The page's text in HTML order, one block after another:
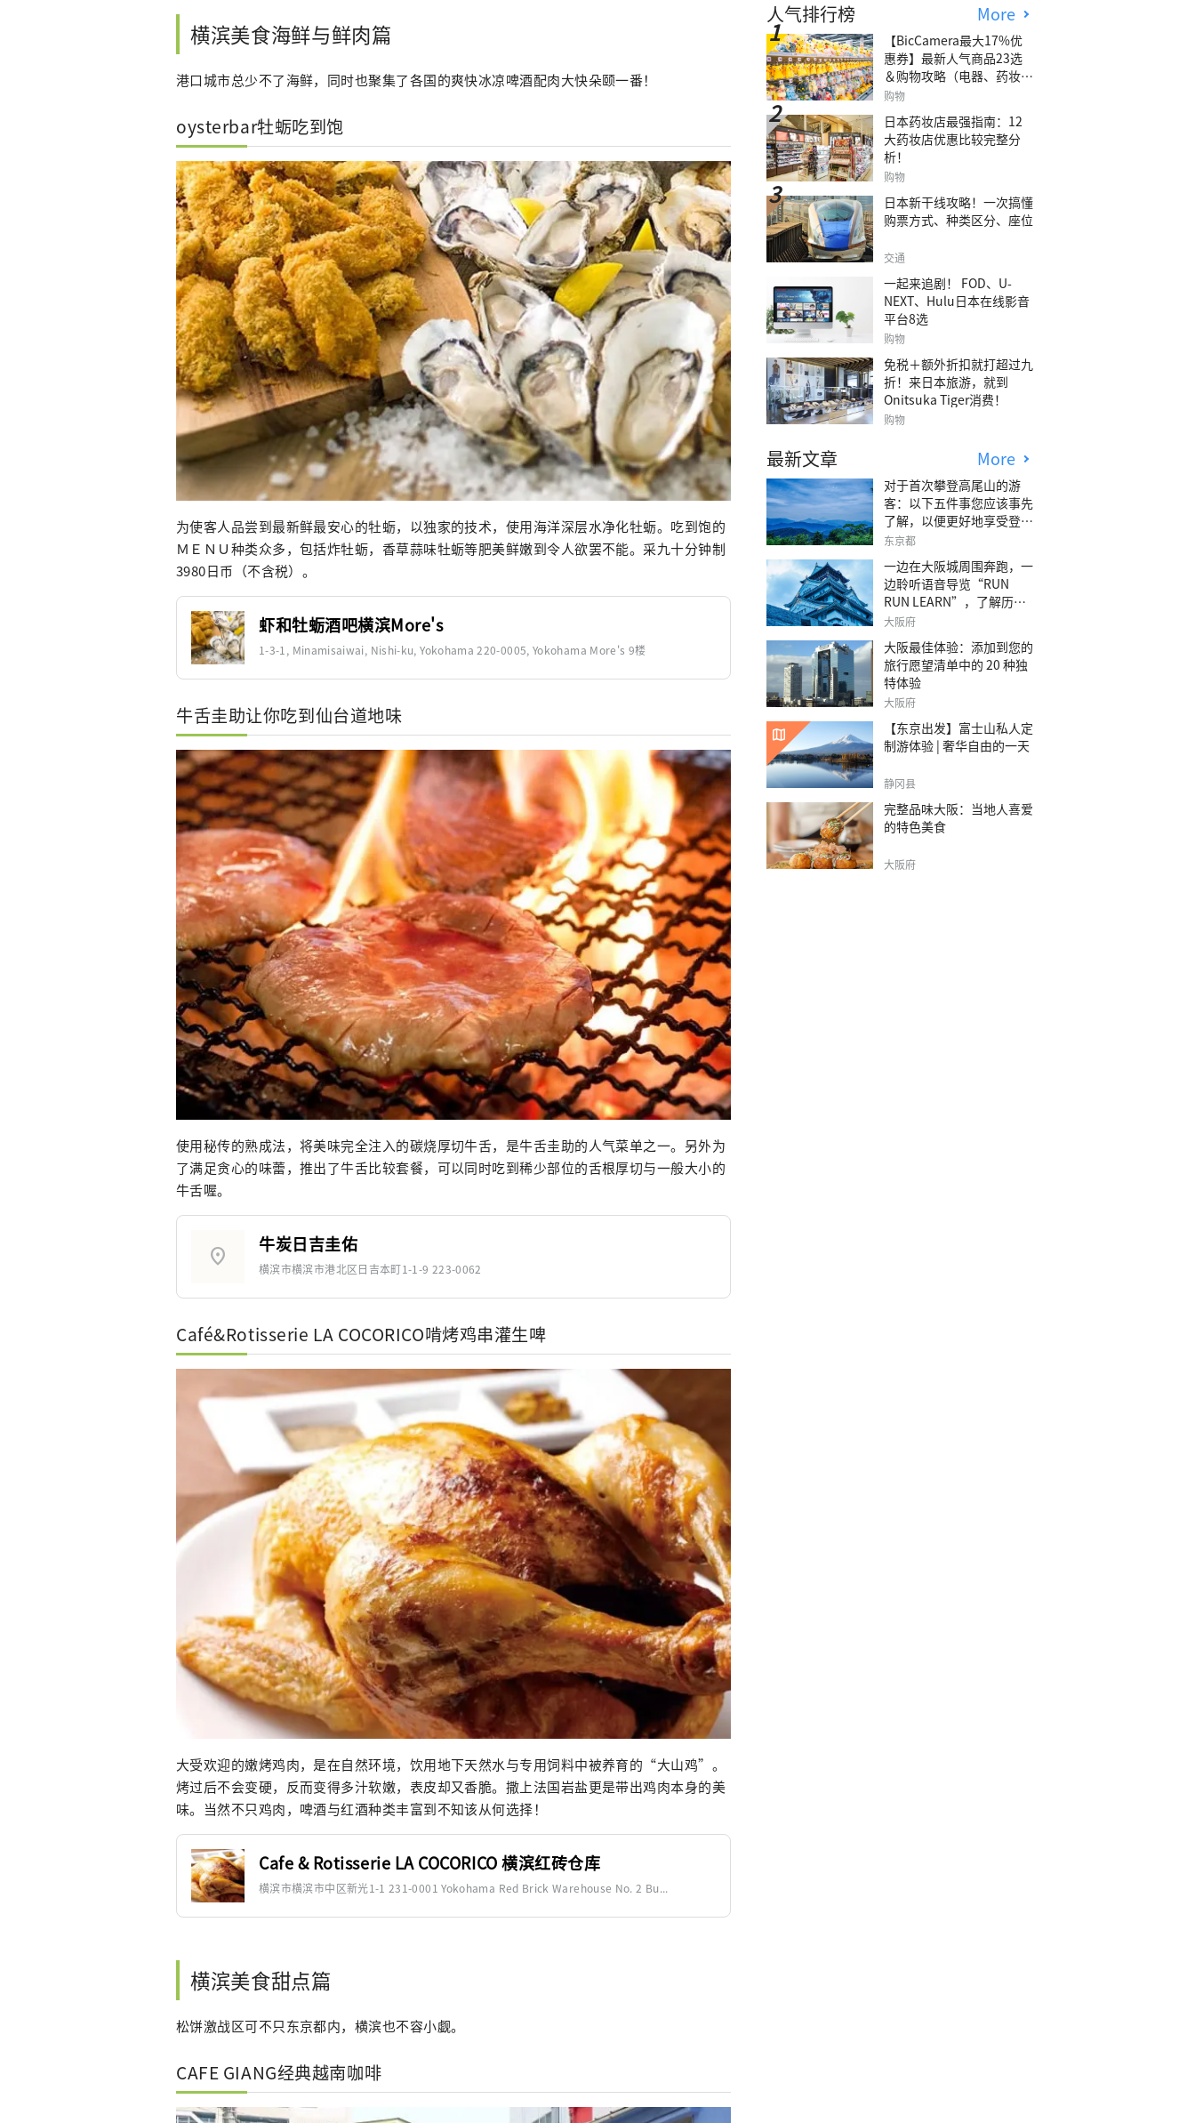
横滨美食海鲜与鲜肉篇
港口城市总少不了海鲜，同时也聚集了各国的爽快冰凉啤酒配肉大快朵颐一番！
oysterbar牡蛎吃到饱
为使客人品尝到最新鲜最安心的牡蛎，以独家的技术，使用海洋深层水净化牡蛎。吃到饱的
ＭＥＮＵ种类众多，包括炸牡蛎，香草蒜味牡蛎等肥美鲜嫩到令人欲罢不能。采九十分钟制
3980日币（不含税）。
虾和牡蛎酒吧横滨More's
1-3-1, Minamisaiwai, Nishi-ku, Yokohama 220-0005, Yokohama More's 9楼
牛舌圭助让你吃到仙台道地味
使用秘传的熟成法，将美味完全注入的碳烧厚切牛舌，是牛舌圭助的人气菜单之一。另外为
了满足贪心的味蕾，推出了牛舌比较套餐，可以同时吃到稀少部位的舌根厚切与一般大小的
牛舌喔。
location_on
牛炭日吉圭佑
横滨市横滨市港北区日吉本町1-1-9 223-0062
Café&Rotisserie LA COCORICO啃烤鸡串灌生啤
大受欢迎的嫩烤鸡肉，是在自然环境，饮用地下天然水与专用饲料中被养育的“大山鸡”。
烤过后不会变硬，反而变得多汁软嫩，表皮却又香脆。撒上法国岩盐更是带出鸡肉本身的美
味。当然不只鸡肉，啤酒与红酒种类丰富到不知该从何选择！
Cafe & Rotisserie LA COCORICO 横滨红砖仓库
横滨市横滨市中区新光1-1 231-0001 Yokohama Red Brick Warehouse No. 2 Bu...
横滨美食甜点篇
松饼激战区可不只东京都内，横滨也不容小觑。
CAFE GIANG经典越南咖啡
人气排行榜 More
【BicCamera最大17%优
惠券】最新人气商品23选
＆购物攻略（电器、药妆、
玩具等）
购物
日本药妆店最强指南：12
大药妆店优惠比较完整分
析！
购物
日本新干线攻略！一次搞懂
购票方式、种类区分、座位
交通
一起来追剧！ FOD、U-
NEXT、Hulu日本在线影音
平台8选
购物
免税＋额外折扣就打超过九
折！来日本旅游，就到
Onitsuka Tiger消费！
购物
最新文章 More
对于首次攀登高尾山的游
客：以下五件事您应该事先
了解，以便更好地享受登山
之旅。
东京都
一边在大阪城周围奔跑，一
边聆听语音导览“RUN
RUN LEARN”，了解历
史。
大阪府
大阪最佳体验：添加到您的
旅行愿望清单中的 20 种独
特体验
大阪府
【东京出发】富士山私人定
制游体验 | 奢华自由的一天
静冈县
完整品味大阪：当地人喜爱
的特色美食
大阪府